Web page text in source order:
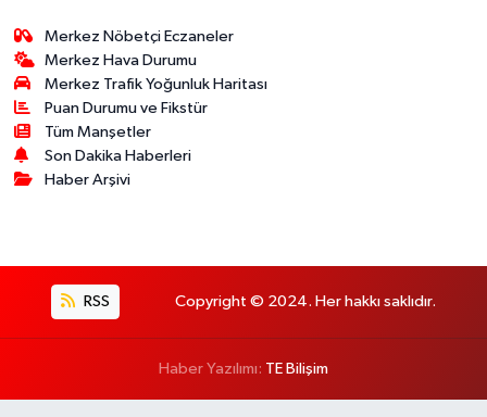
Merkez Nöbetçi Eczaneler
Merkez Hava Durumu
Merkez Trafik Yoğunluk Haritası
Puan Durumu ve Fikstür
Tüm Manşetler
Son Dakika Haberleri
Haber Arşivi
RSS Copyright © 2024. Her hakkı saklıdır.
Haber Yazılımı: TE Bilişim